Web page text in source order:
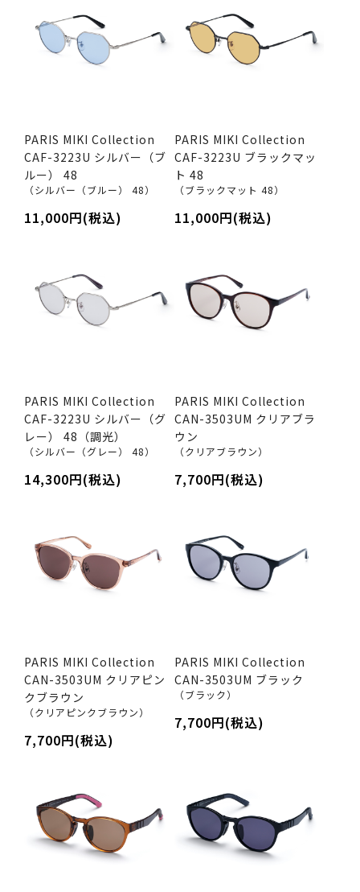
PARIS MIKI Collection
CAF-3223U シルバー（ブ
ルー） 48
（シルバー（ブルー） 48）
11,000円(税込)
PARIS MIKI Collection
CAF-3223U ブラックマッ
ト 48
（ブラックマット 48）
11,000円(税込)
PARIS MIKI Collection
CAF-3223U シルバー（グ
レー） 48（調光）
（シルバー（グレー） 48）
14,300円(税込)
PARIS MIKI Collection
CAN-3503UM クリアブラ
ウン
（クリアブラウン）
7,700円(税込)
PARIS MIKI Collection
CAN-3503UM クリアピン
クブラウン
（クリアピンクブラウン）
7,700円(税込)
PARIS MIKI Collection
CAN-3503UM ブラック
（ブラック）
7,700円(税込)